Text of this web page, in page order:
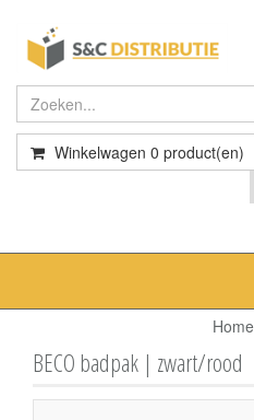
Winkelwagen 0 product(en)
Home
BECO badpak | zwart/rood